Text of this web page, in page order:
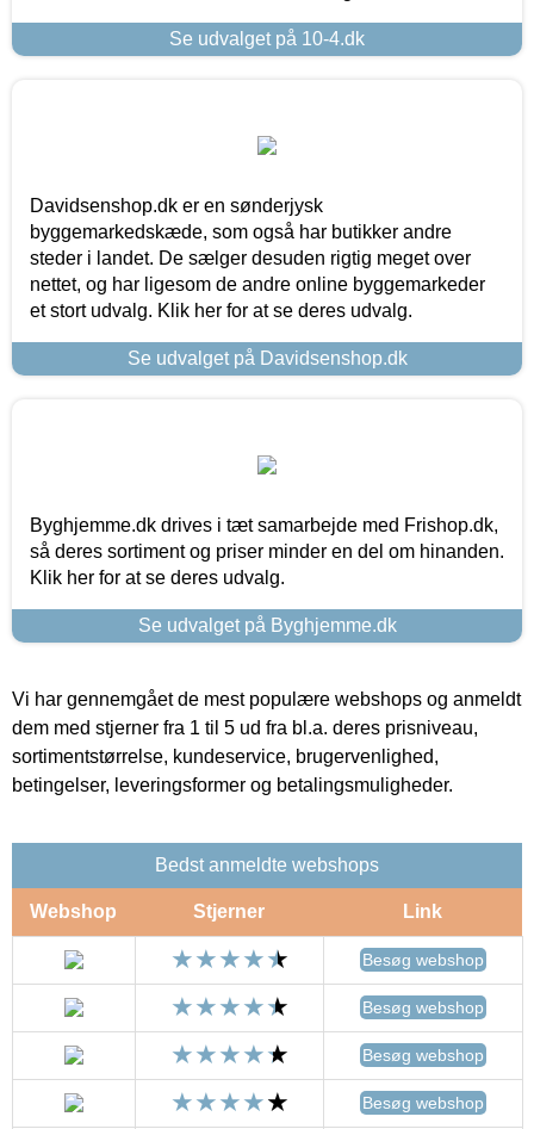
Se udvalget på 10-4.dk
Davidsenshop.dk er en sønderjysk
byggemarkedskæde, som også har butikker andre
steder i landet. De sælger desuden rigtig meget over
nettet, og har ligesom de andre online byggemarkeder
et stort udvalg. Klik her for at se deres udvalg.
Se udvalget på Davidsenshop.dk
Byghjemme.dk drives i tæt samarbejde med Frishop.dk,
så deres sortiment og priser minder en del om hinanden.
Klik her for at se deres udvalg.
Se udvalget på Byghjemme.dk
Vi har gennemgået de mest populære webshops og anmeldt
dem med stjerner fra 1 til 5 ud fra bl.a. deres prisniveau,
sortimentstørrelse, kundeservice, brugervenlighed,
betingelser, leveringsformer og betalingsmuligheder.
Bedst anmeldte webshops
Webshop Stjerner Link
Besøg webshop
Besøg webshop
Besøg webshop
Besøg webshop